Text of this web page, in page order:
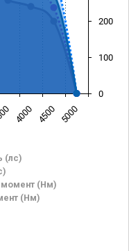
(лс)
момент (Нм)
(Нм)
4000 4500 5000
0
100
200